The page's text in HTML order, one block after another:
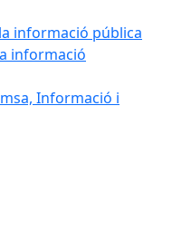
informació pública
informació
Informació i